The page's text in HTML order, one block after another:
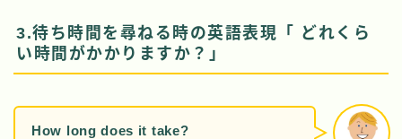
3.待ち時間を尋ねる時の英語表現「 どれくら
い時間がかかりますか？」
How long does it take?